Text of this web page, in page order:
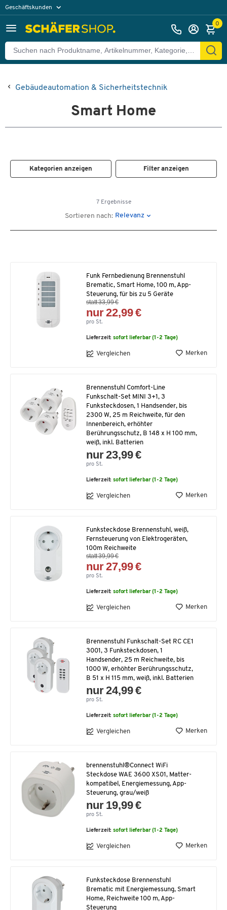
Geschäftskunden
0
Gebäudeautomation & Sicherheitstechnik
Smart Home
Kategorien anzeigen Filter anzeigen
7 Ergebnisse
Sortieren nach: Relevanz
Funk Fernbedienung Brennenstuhl
Brematic, Smart Home, 100 m, App-
Steuerung, für bis zu 5 Geräte
statt 33,99 €
nur 22,99 €
pro St.
Lieferzeit:sofort lieferbar (1-2 Tage)
Vergleichen Merken
Brennenstuhl Comfort-Line
Funkschalt-Set MINI 3+1, 3
Funksteckdosen, 1 Handsender, bis
2300 W, 25 m Reichweite, für den
Innenbereich, erhöhter
Berührungsschutz, B 148 x H 100 mm,
weiß, inkl. Batterien
nur 23,99 €
pro St.
Lieferzeit:sofort lieferbar (1-2 Tage)
Vergleichen Merken
Funksteckdose Brennenstuhl, weiß,
Fernsteuerung von Elektrogeräten,
100m Reichweite
statt 39,99 €
nur 27,99 €
pro St.
Lieferzeit:sofort lieferbar (1-2 Tage)
Vergleichen Merken
Brennenstuhl Funkschalt-Set RC CE1
3001, 3 Funksteckdosen, 1
Handsender, 25 m Reichweite, bis
1000 W, erhöhter Berührungsschutz,
B 51 x H 115 mm, weiß, inkl. Batterien
nur 24,99 €
pro St.
Lieferzeit:sofort lieferbar (1-2 Tage)
Vergleichen Merken
brennenstuhl®Connect WiFi
Steckdose WAE 3600 XS01, Matter-
kompatibel, Energiemessung, App-
Steuerung, grau/weiß
nur 19,99 €
pro St.
Lieferzeit:sofort lieferbar (1-2 Tage)
Vergleichen Merken
Funksteckdose Brennenstuhl
Brematic mit Energiemessung, Smart
Home, Reichweite 100 m, App-
Steuerung